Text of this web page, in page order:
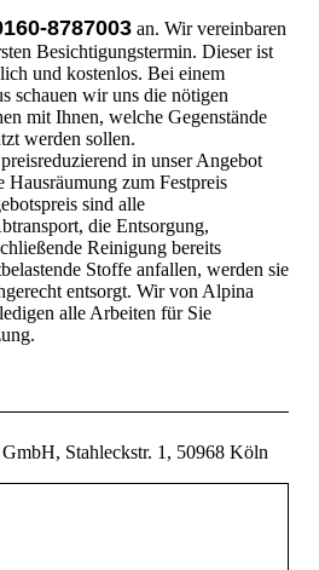
8787003 an. Wir vereinbaren
Besichtigungstermin. Dieser ist
und kostenlos. Bei einem
schauen wir uns die nötigen
mit Ihnen, welche Gegenstände
werden sollen.
in unser Angebot
Hausräumung zum Festpreis
sind alle
die Entsorgung,
Reinigung bereits
Stoffe anfallen, werden sie
entsorgt. Wir von Alpina
alle Arbeiten für Sie
Stahleckstr. 1, 50968 Köln